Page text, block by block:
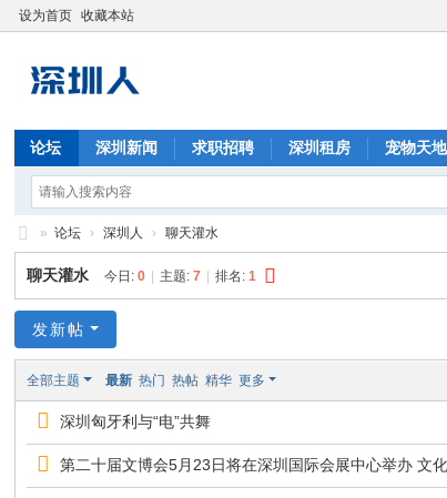
设为首页 收藏本站
论坛 深圳新闻 求职招聘 深圳租房 宠物天地
深
圳
人
» 论坛 › 深圳人 › 聊天灌水
聊天灌水 今日:0 主题:7 排名:1
发新帖
全部主题 最新 热门 热帖 精华 更多
深圳匈牙利与“电”共舞
第二十届文博会5月23日将在深圳国际会展中心举办 文